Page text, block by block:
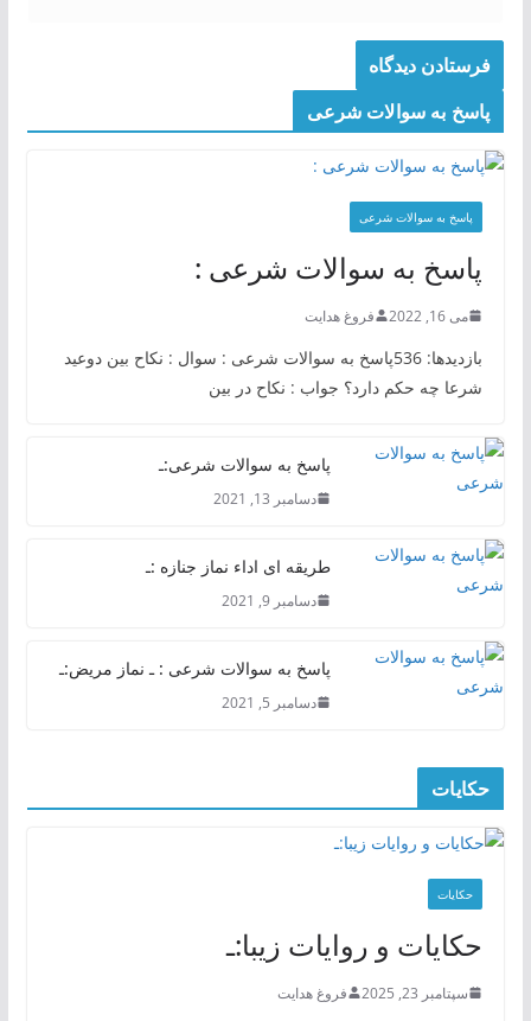
پاسخ به سوالات شرعی
پاسخ به سوالات شرعی
پاسخ به سوالات شرعی :
می 16, 2022 فروغ هدایت
بازدیدها: 536پاسخ به سوالات شرعی : سوال : نکاح بین دوعید
شرعا چه حکم دارد؟ جواب : نکاح در بین
پاسخ به سوالات شرعی:ـ
دسامبر 13, 2021
طریقه ای اداء نماز جنازه :ـ
دسامبر 9, 2021
پاسخ به سوالات شرعی : ـ نماز مریض:ـ
دسامبر 5, 2021
حکایات
حکایات
حکایات و روایات زیبا:ـ
سپتامبر 23, 2025 فروغ هدایت